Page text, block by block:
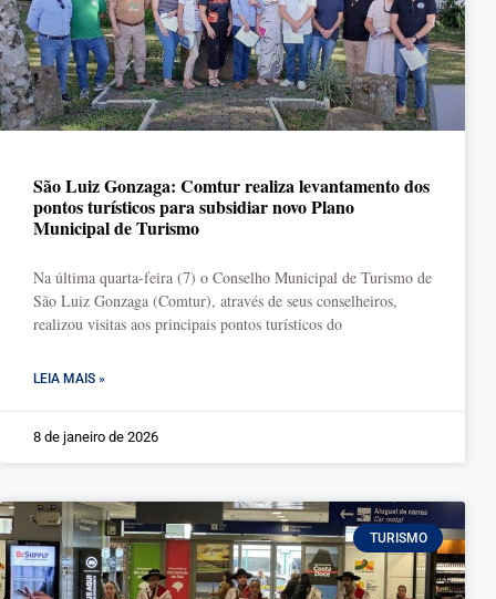
São Luiz Gonzaga: Comtur realiza levantamento dos
pontos turísticos para subsidiar novo Plano
Municipal de Turismo
Na última quarta-feira (7) o Conselho Municipal de Turismo de
São Luiz Gonzaga (Comtur), através de seus conselheiros,
realizou visitas aos principais pontos turísticos do
LEIA MAIS »
8 de janeiro de 2026
TURISMO